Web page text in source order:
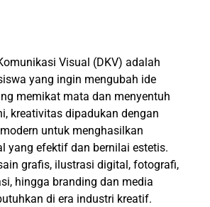
Visual (DKV) adalah
yang ingin mengubah ide
memikat mata dan menyentuh
kreativitas dipadukan dengan
untuk menghasilkan
yang efektif dan bernilai estetis.
grafis, ilustrasi digital, fotografi,
hingga branding dan media
di era industri kreatif.